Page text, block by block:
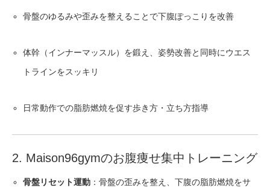
骨盤のゆるみや歪みを整えることで下腹ぽっこりを改善
体幹（インナーマッスル）を鍛え、姿勢改善と同時にウエス
トラインをスッキリ
日常動作での脂肪燃焼を促す歩き方・立ち方指導
2. Maison96gymのお腹痩せ集中トレーニング
骨盤リセット運動 ：骨盤の歪みを整え、下腹の脂肪燃焼をサ